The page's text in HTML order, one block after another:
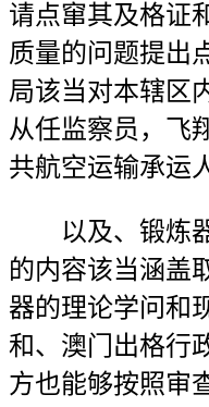
请点窜其及格证
质量的问题提出
局该当对本辖区
从任监察员，飞
共航空运输承运
以及、锻炼器
的内容该当涵盖
器的理论学问和
和、澳门出格行
方也能够按照审